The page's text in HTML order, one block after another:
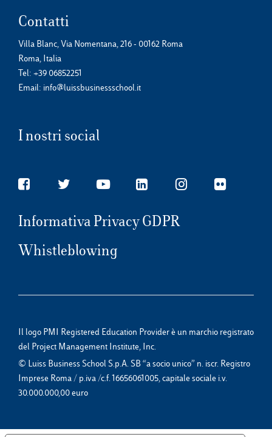
Contatti
Villa Blanc, Via Nomentana, 216 - 00162 Roma
Roma, Italia
Tel: +39 06852251
Email: info@luissbusinessschool.it
I nostri social
Informativa Privacy GDPR
Whistleblowing
Il logo PMI Registered Education Provider è un marchio registrato
del Project Management Institute, Inc.
© Luiss Business School S.p.A. SB “a socio unico” n. iscr. Registro
Imprese Roma / p.iva /c.f. 16656061005, capitale sociale i.v.
30.000.000,00 euro